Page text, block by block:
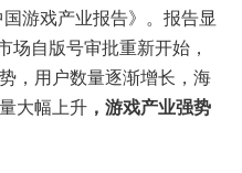
游戏产业报告》。报告显
自版号审批重新开始，
，用户数量逐渐增长，海
大幅上升 ，游戏产业强势